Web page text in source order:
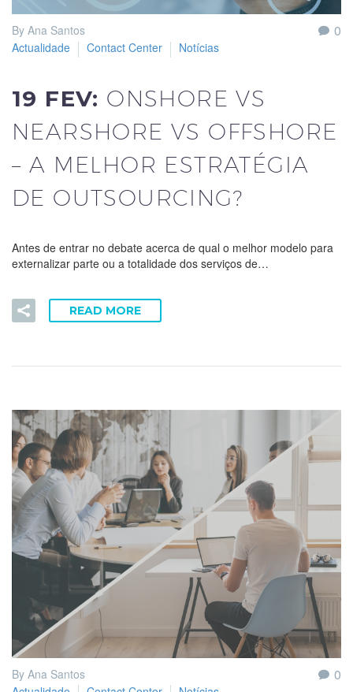
0
By Ana Santos
Actualidade
Contact Center Notícias
19 FEV: ONSHORE VS
NEARSHORE VS OFFSHORE
– A MELHOR ESTRATÉGIA
DE OUTSOURCING?
Antes de entrar no debate acerca de qual o melhor modelo para
externalizar parte ou a totalidade dos serviços de…
READ MORE
0
By Ana Santos